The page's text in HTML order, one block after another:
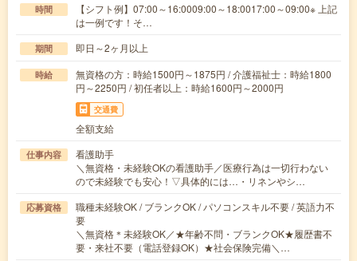
時間
【シフト例】07:00～16:0009:00～18:0017:00～09:00※ 上記
は一例です！そ…
期間 即日～2ヶ月以上
時給
無資格の方：時給1500円～1875円 / 介護福祉士：時給1800
円～2250円 / 初任者以上：時給1600円～2000円
交通費
全額支給
仕事内容
看護助手
＼無資格・未経験OKの看護助手／医療行為は一切行わない
ので未経験でも安心！▽具体的には…・リネンやシ…
応募資格
職種未経験OK / ブランクOK / パソコンスキル不要 / 英語力不
要
＼無資格＊未経験OK／★年齢不問・ブランクOK★履歴書不
要・来社不要（電話登録OK）★社会保険完備＼…